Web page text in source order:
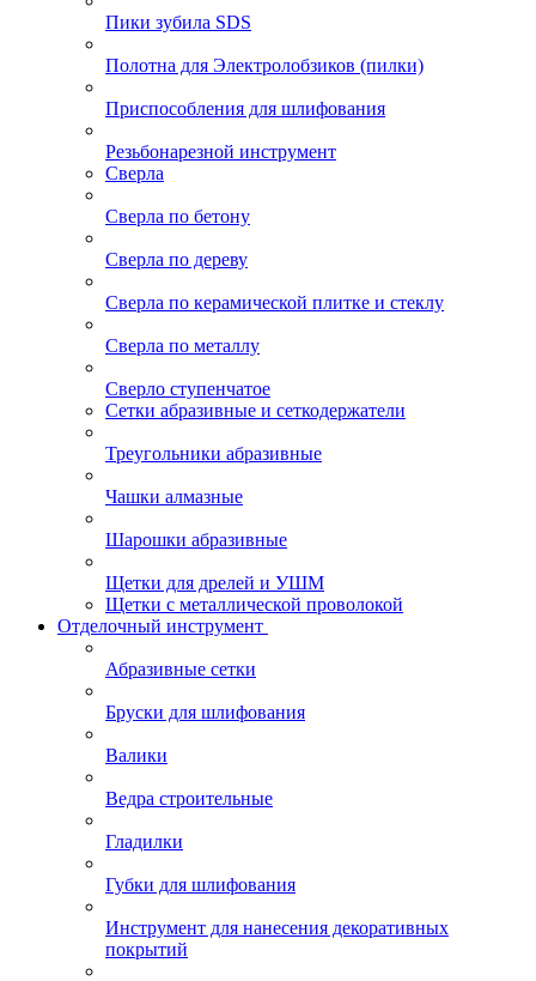
Пики зубила SDS
Полотна для Электролобзиков (пилки)
Приспособления для шлифования
Резьбонарезной инструмент
Сверла
Сверла по бетону
Сверла по дереву
Сверла по керамической плитке и стеклу
Сверла по металлу
Сверло ступенчатое
Сетки абразивные и сеткодержатели
Треугольники абразивные
Чашки алмазные
Шарошки абразивные
Щетки для дрелей и УШМ
Щетки с металлической проволокой
Отделочный инструмент
Абразивные сетки
Бруски для шлифования
Валики
Ведра строительные
Гладилки
Губки для шлифования
Инструмент для нанесения декоративных
покрытий